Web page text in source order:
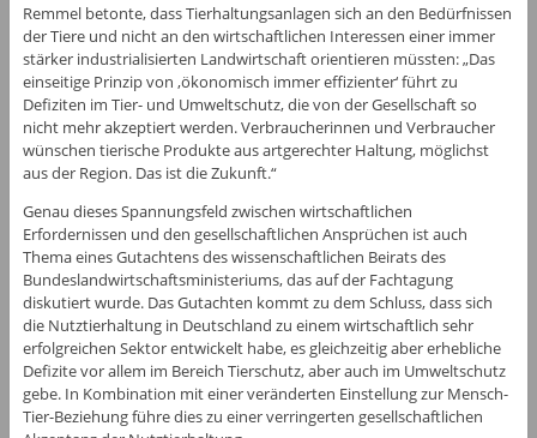
Remmel betonte, dass Tierhaltungsanlagen sich an den Bedürfnissen
der Tiere und nicht an den wirtschaftlichen Interessen einer immer
stärker industrialisierten Landwirtschaft orientieren müssten: „Das
einseitige Prinzip von ‚ökonomisch immer effizienter‘ führt zu
Defiziten im Tier- und Umweltschutz, die von der Gesellschaft so
nicht mehr akzeptiert werden. Verbraucherinnen und Verbraucher
wünschen tierische Produkte aus artgerechter Haltung, möglichst
aus der Region. Das ist die Zukunft.“
Genau dieses Spannungsfeld zwischen wirtschaftlichen
Erfordernissen und den gesellschaftlichen Ansprüchen ist auch
Thema eines Gutachtens des wissenschaftlichen Beirats des
Bundeslandwirtschaftsministeriums, das auf der Fachtagung
diskutiert wurde. Das Gutachten kommt zu dem Schluss, dass sich
die Nutztierhaltung in Deutschland zu einem wirtschaftlich sehr
erfolgreichen Sektor entwickelt habe, es gleichzeitig aber erhebliche
Defizite vor allem im Bereich Tierschutz, aber auch im Umweltschutz
gebe. In Kombination mit einer veränderten Einstellung zur Mensch-
Tier-Beziehung führe dies zu einer verringerten gesellschaftlichen